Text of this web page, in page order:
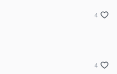
4
4